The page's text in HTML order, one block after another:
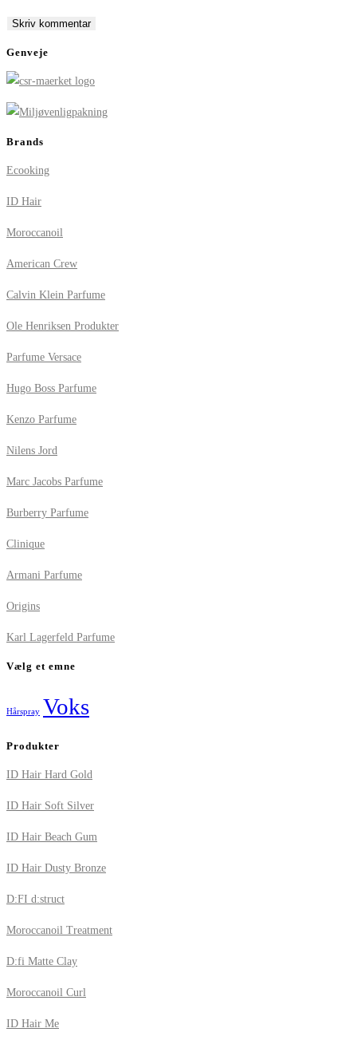
comment
comment
(optional)
Genveje
Brands
Ecooking
ID Hair
Moroccanoil
American Crew
Calvin Klein Parfume
Ole Henriksen Produkter
Parfume Versace
Hugo Boss Parfume
Kenzo Parfume
Nilens Jord
Marc Jacobs Parfume
Burberry Parfume
Clinique
Armani Parfume
Origins
Karl Lagerfeld Parfume
Vælg et emne
Hårspray Voks
Produkter
ID Hair Hard Gold
ID Hair Soft Silver
ID Hair Beach Gum
ID Hair Dusty Bronze
D:FI d:struct
Moroccanoil Treatment
D:fi Matte Clay
Moroccanoil Curl
ID Hair Me